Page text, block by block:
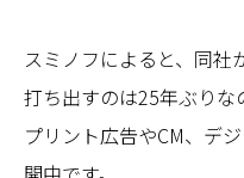
スミノフによると、同社
打ち出すのは25年ぶり
プリント広告やCM、デ